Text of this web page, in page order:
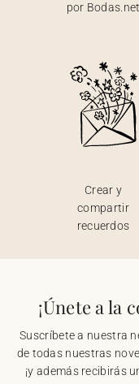
por Bodas.net
Crear y
compartir
recuerdos
¡Únete a la
Suscríbete a nuestra
de todas nuestras
¡y además recibirás